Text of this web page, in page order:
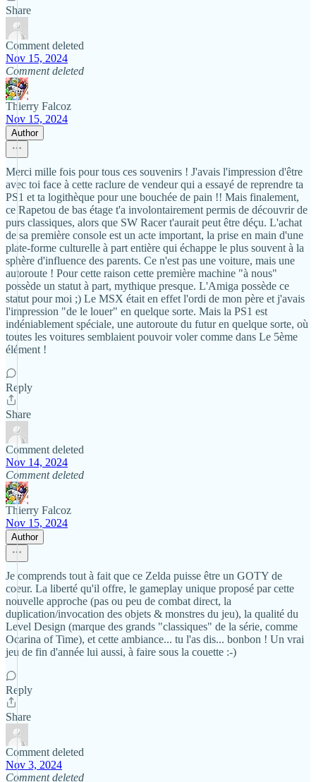
Share
Comment deleted
Nov 15, 2024
Comment deleted
Thierry Falcoz
Nov 15, 2024
Author
Merci mille fois pour tous ces souvenirs ! J'avais l'impression d'être
avec toi face à cette raclure de vendeur qui a essayé de reprendre ta
PS1 et ta logithèque pour une bouchée de pain !! Mais finalement,
ce Rapetou de bas étage t'a involontairement permis de découvrir de
purs classiques, alors que SW Racer t'aurait peut être déçu. L'achat
de sa première console est un acte important, la prise en main d'une
plate-forme culturelle à part entière qui échappe le plus souvent à la
sphère d'influence des parents. Ce n'est pas une voiture, mais une
autoroute ! Pour cette raison cette première machine "à nous"
possède un statut à part, mythique presque. L'Amiga possède ce
statut pour moi ;) Le MSX était en effet l'ordi de mon père et j'avais
l'impression "de le louer" en quelque sorte. Mais la PS1 est
indéniablement spéciale, une autoroute du futur en quelque sorte, où
toutes les voitures semblaient pouvoir voler comme dans Le 5ème
élément !
Reply
Share
Comment deleted
Nov 14, 2024
Comment deleted
Thierry Falcoz
Nov 15, 2024
Author
Je comprends tout à fait que ce Zelda puisse être un GOTY de
coeur. La liberté qu'il offre, le gameplay unique proposé par cette
nouvelle approche (pas ou peu de combat direct, la
duplication/invocation des objets & monstres du jeu), la qualité du
Level Design (marque des grands "classiques" de la série, comme
Ocarina of Time), et cette ambiance... tu l'as dis... bonbon ! Un vrai
jeu de fin d'année lui aussi, à faire sous la couette :-)
Reply
Share
Comment deleted
Nov 3, 2024
Comment deleted